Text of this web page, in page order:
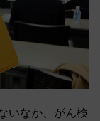
いなか、がん検